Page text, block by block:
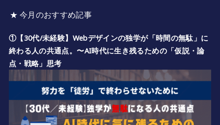
★ 今月のおすすめ記事
①【30代/未経験】Webデザインの独学が「時間の無駄」に
終わる人の共通点。〜AI時代に生き残るための「仮説・論
点・戦略」思考